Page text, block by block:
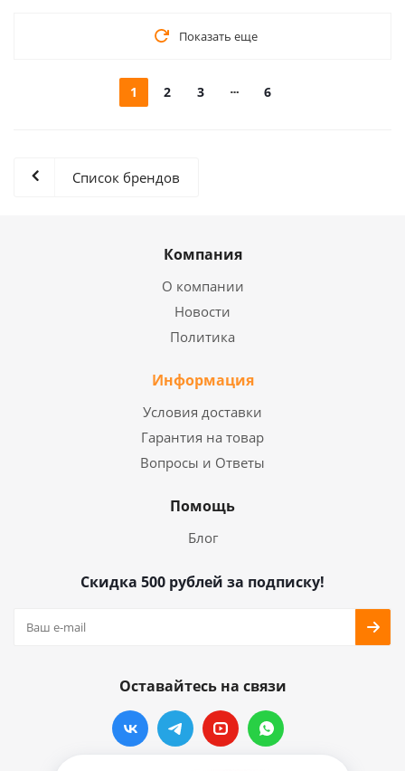
Показать еще
1 2 3 6
Список брендов
Компания
О компании
Новости
Политика
Информация
Условия доставки
Гарантия на товар
Вопросы и Ответы
Помощь
Блог
Скидка 500 рублей за подписку!
Оставайтесь на связи